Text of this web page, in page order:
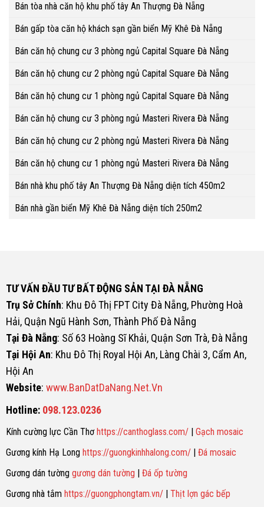
Bán tòa nhà căn hộ khu phố tây An Thượng Đà Nẵng
Bán gấp tòa căn hộ khách sạn gần biển Mỹ Khê Đà Nẵng
Bán căn hộ chung cư 3 phòng ngủ Capital Square Đà Nẵng
Bán căn hộ chung cư 2 phòng ngủ Capital Square Đà Nẵng
Bán căn hộ chung cư 1 phòng ngủ Capital Square Đà Nẵng
Bán căn hộ chung cư 3 phòng ngủ Masteri Rivera Đà Nẵng
Bán căn hộ chung cư 2 phòng ngủ Masteri Rivera Đà Nẵng
Bán căn hộ chung cư 1 phòng ngủ Masteri Rivera Đà Nẵng
Bán nhà khu phố tây An Thượng Đà Nẵng diện tích 450m2
Bán nhà gần biển Mỹ Khê Đà Nẵng diện tích 250m2
TƯ VẤN ĐẦU TƯ BẤT ĐỘNG SẢN TẠI ĐÀ NẴNG
Trụ Sở Chính: Khu Đô Thị FPT City Đà Nẵng, Phường Hoà
Hải, Quận Ngũ Hành Sơn, Thành Phố Đà Nẵng
Tại Đà Nẵng: Số 63 Hoàng Sĩ Khải, Quận Sơn Trà, Đà Nẵng
Tại Hội An: Khu Đô Thị Royal Hội An, Làng Chài 3, Cẩm An,
Hội An
Website: www.BanDatDaNang.Net.Vn
Hotline: 098.123.0236
Kính cường lực Cần Thơ https://canthoglass.com/| Gạch mosaic
Gương kính Hạ Long https://guongkinhhalong.com/| Đá mosaic
Gương dán tường gương dán tường
Đá ốp tường
Gương nhà tắm https://guongphongtam.vn/| Thịt lợn gác bếp